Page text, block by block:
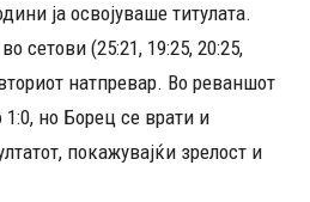
ја освојуваше титулата.
сетови (25:21, 19:25, 20:25,
натпревар. Во реваншот
но Борец се врати и
покажувајќи зрелост и